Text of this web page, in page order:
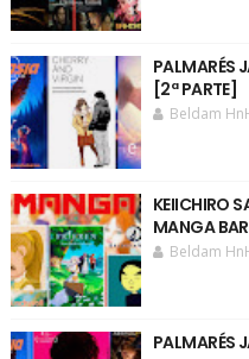
PALMARÉS
[2ª PARTE]
Beldam
KEIICHIRO
MANGA
Beldam
PALMARÉS